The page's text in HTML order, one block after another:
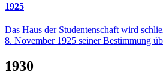
1925
Das Haus der Studentenschaft wird
8. November 1925 seiner Bestimmung
1930